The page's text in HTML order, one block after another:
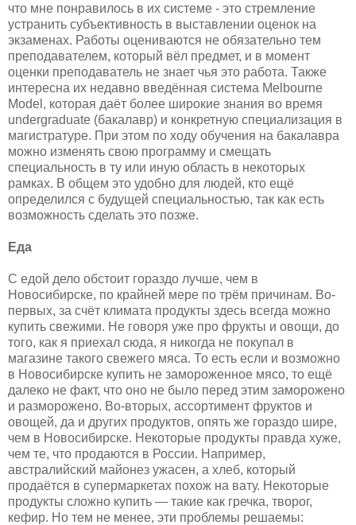
что мне понравилось в их системе - это стремление
устранить субъективность в выставлении оценок на
экзаменах. Работы оцениваются не обязательно тем
преподавателем, который вёл предмет, и в момент
оценки преподаватель не знает чья это работа. Также
интересна их недавно введённая система Melbourne
Model, которая даёт более широкие знания во время
undergraduate (бакалавр) и конкретную специализация в
магистратуре. При этом по ходу обучения на бакалавра
можно изменять свою программу и смещать
специальность в ту или иную область в некоторых
рамках. В общем это удобно для людей, кто ещё
определился с будущей специальностью, так как есть
возможность сделать это позже.
Еда
С едой дело обстоит гораздо лучше, чем в
Новосибирске, по крайней мере по трём причинам. Во-
первых, за счёт климата продукты здесь всегда можно
купить свежими. Не говоря уже про фрукты и овощи, до
того, как я приехал сюда, я никогда не покупал в
магазине такого свежего мяса. То есть если и возможно
в Новосибирске купить не замороженное мясо, то ещё
далеко не факт, что оно не было перед этим заморожено
и разморожено. Во-вторых, ассортимент фруктов и
овощей, да и других продуктов, опять же гораздо шире,
чем в Новосибирске. Некоторые продукты правда хуже,
чем те, что продаются в России. Например,
австралийский майонез ужасен, а хлеб, который
продаётся в супермаркетах похож на вату. Некоторые
продукты сложно купить — такие как гречка, творог,
кефир. Но тем не менее, эти проблемы решаемы: